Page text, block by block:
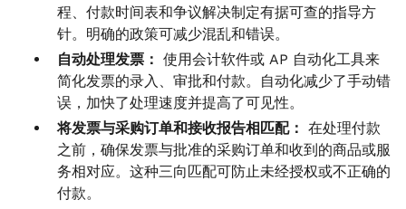
程、付款时间表和争议解决制定有据可查的指导方
针。明确的政策可减少混乱和错误。
自动处理发票： 使用会计软件或 AP 自动化工具来
简化发票的录入、审批和付款。自动化减少了手动错
误，加快了处理速度并提高了可见性。
将发票与采购订单和接收报告相匹配： 在处理付款
之前，确保发票与批准的采购订单和收到的商品或服
务相对应。这种三向匹配可防止未经授权或不正确的
付款。